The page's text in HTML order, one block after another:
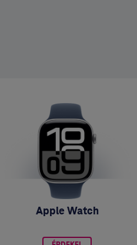
Apple Watch